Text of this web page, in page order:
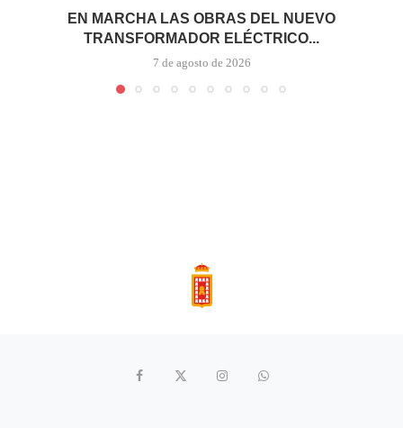
EN MARCHA LAS OBRAS DEL NUEVO
TRANSFORMADOR ELÉCTRICO...
7 de agosto de 2026